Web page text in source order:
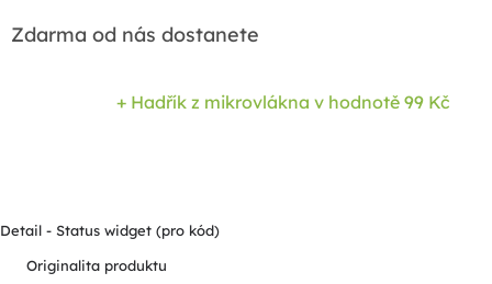
Zdarma od nás dostanete
+ Hadřík z mikrovlákna v hodnotě 99 Kč
Detail - Status widget (pro kód)
Originalita produktu